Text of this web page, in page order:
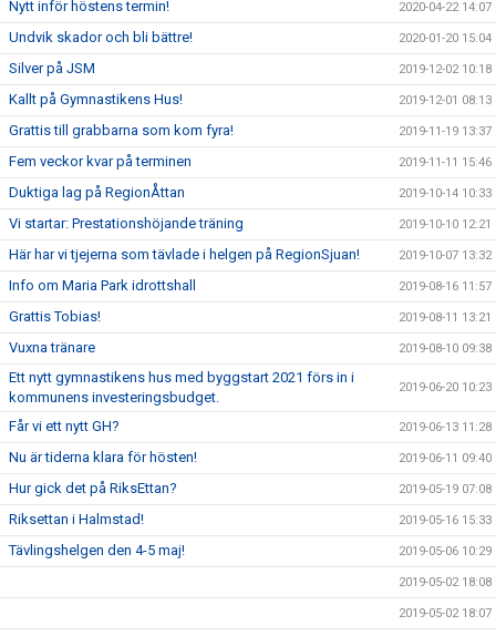
Nytt inför höstens termin! 2020-04-22 14:07
Undvik skador och bli bättre! 2020-01-20 15:04
Silver på JSM 2019-12-02 10:18
Kallt på Gymnastikens Hus! 2019-12-01 08:13
Grattis till grabbarna som kom fyra! 2019-11-19 13:37
Fem veckor kvar på terminen 2019-11-11 15:46
Duktiga lag på RegionÅttan 2019-10-14 10:33
Vi startar: Prestationshöjande träning 2019-10-10 12:21
Här har vi tjejerna som tävlade i helgen på RegionSjuan! 2019-10-07 13:32
Info om Maria Park idrottshall 2019-08-16 11:57
Grattis Tobias! 2019-08-11 13:21
Vuxna tränare 2019-08-10 09:38
Ett nytt gymnastikens hus med byggstart 2021 förs in i
kommunens investeringsbudget.
2019-06-20 10:23
Får vi ett nytt GH? 2019-06-13 11:28
Nu är tiderna klara för hösten! 2019-06-11 09:40
Hur gick det på RiksEttan? 2019-05-19 07:08
Riksettan i Halmstad! 2019-05-16 15:33
Tävlingshelgen den 4-5 maj! 2019-05-06 10:29
2019-05-02 18:08
2019-05-02 18:07